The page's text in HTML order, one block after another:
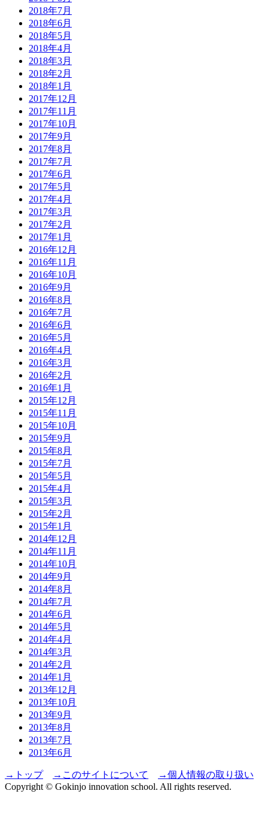
2018年7月
2018年6月
2018年5月
2018年4月
2018年3月
2018年2月
2018年1月
2017年12月
2017年11月
2017年10月
2017年9月
2017年8月
2017年7月
2017年6月
2017年5月
2017年4月
2017年3月
2017年2月
2017年1月
2016年12月
2016年11月
2016年10月
2016年9月
2016年8月
2016年7月
2016年6月
2016年5月
2016年4月
2016年3月
2016年2月
2016年1月
2015年12月
2015年11月
2015年10月
2015年9月
2015年8月
2015年7月
2015年5月
2015年4月
2015年3月
2015年2月
2015年1月
2014年12月
2014年11月
2014年10月
2014年9月
2014年8月
2014年7月
2014年6月
2014年5月
2014年4月
2014年3月
2014年2月
2014年1月
2013年12月
2013年10月
2013年9月
2013年8月
2013年7月
2013年6月
→トップ →このサイトについて
→個人情報の取り扱い
Copyright © Gokinjo innovation school. All rights reserved.